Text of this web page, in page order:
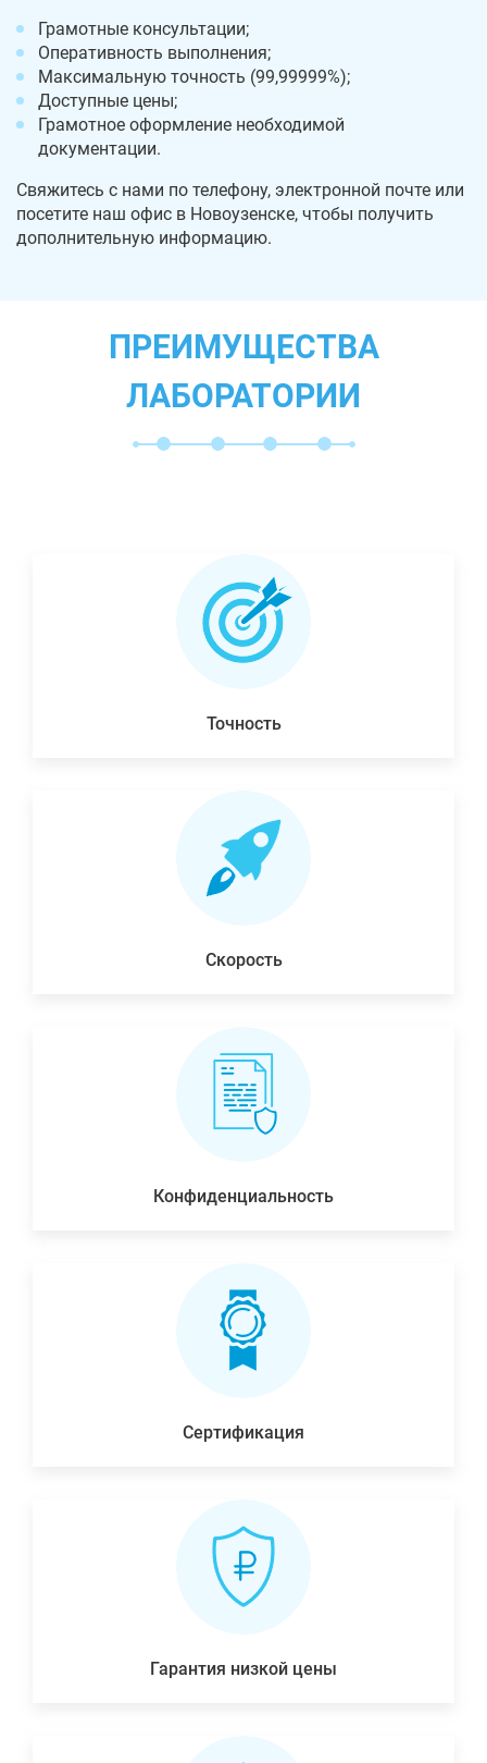
Грамотные консультации;
Оперативность выполнения;
Максимальную точность (99,99999%);
Доступные цены;
Грамотное оформление необходимой
документации.
Свяжитесь с нами по телефону, электронной почте или
посетите наш офис в Новоузенске, чтобы получить
дополнительную информацию.
ПРЕИМУЩЕСТВА
ЛАБОРАТОРИИ
Точность
Скорость
Конфиденциальность
Сертификация
Гарантия низкой цены